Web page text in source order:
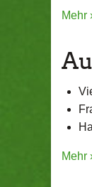
Mehr
Mehr